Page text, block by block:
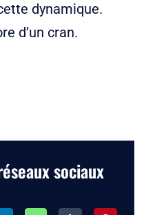
dynamique.
d’un cran.
sociaux